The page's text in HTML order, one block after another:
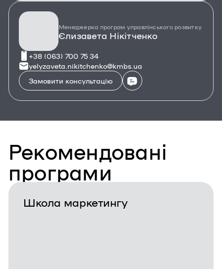
Менеджерка програм управлінського розвитку
Єлизавета Нікітченко
+38 (063) 700 75 34
yelyzaveta.nikitchenko@kmbs.ua
Замовити консультацію
Рекомендовані
програми
Школа маркетингу